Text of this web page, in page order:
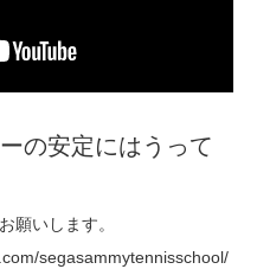
の安定にはうって
願いします。
segasammytennisschool/